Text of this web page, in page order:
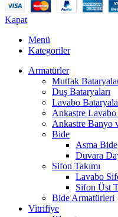
Kapat
Menü
Kategoriler
Armatürler
Mutfak
Duş Bataryaları
Lavabo
Ankastre Lavabo
Ankastre Banyo
Bide
Asma Bide
Duvara
Sifon Takımı
Lavabo
Sifon Üst
Bide Armatürleri
Vitrifiye